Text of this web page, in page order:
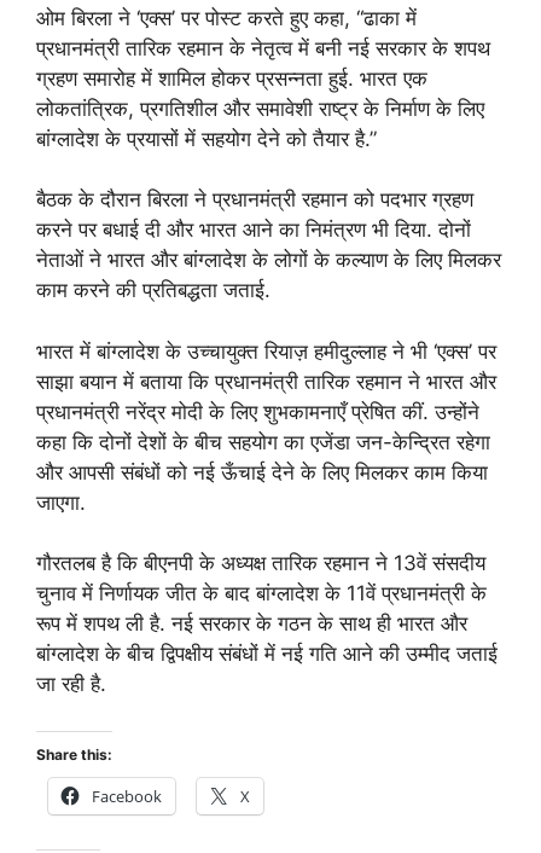
ओम बिरला ने ‘एक्स’ पर पोस्ट करते हुए कहा, “ढाका में
प्रधानमंत्री तारिक रहमान के नेतृत्व में बनी नई सरकार के शपथ
ग्रहण समारोह में शामिल होकर प्रसन्नता हुई. भारत एक
लोकतांत्रिक, प्रगतिशील और समावेशी राष्ट्र के निर्माण के लिए
बांग्लादेश के प्रयासों में सहयोग देने को तैयार है.”
बैठक के दौरान बिरला ने प्रधानमंत्री रहमान को पदभार ग्रहण
करने पर बधाई दी और भारत आने का निमंत्रण भी दिया. दोनों
नेताओं ने भारत और बांग्लादेश के लोगों के कल्याण के लिए मिलकर
काम करने की प्रतिबद्धता जताई.
भारत में बांग्लादेश के उच्चायुक्त रियाज़ हमीदुल्लाह ने भी ‘एक्स’ पर
साझा बयान में बताया कि प्रधानमंत्री तारिक रहमान ने भारत और
प्रधानमंत्री नरेंद्र मोदी के लिए शुभकामनाएँ प्रेषित कीं. उन्होंने
कहा कि दोनों देशों के बीच सहयोग का एजेंडा जन-केन्द्रित रहेगा
और आपसी संबंधों को नई ऊँचाई देने के लिए मिलकर काम किया
जाएगा.
गौरतलब है कि बीएनपी के अध्यक्ष तारिक रहमान ने 13वें संसदीय
चुनाव में निर्णायक जीत के बाद बांग्लादेश के 11वें प्रधानमंत्री के
रूप में शपथ ली है. नई सरकार के गठन के साथ ही भारत और
बांग्लादेश के बीच द्विपक्षीय संबंधों में नई गति आने की उम्मीद जताई
जा रही है.
Share this:
Facebook X